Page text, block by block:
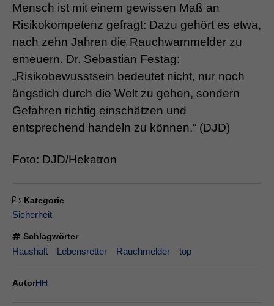
Mensch ist mit einem gewissen Maß an
Risikokompetenz gefragt: Dazu gehört es etwa,
nach zehn Jahren die Rauchwarnmelder zu
erneuern. Dr. Sebastian Festag:
„Risikobewusstsein bedeutet nicht, nur noch
ängstlich durch die Welt zu gehen, sondern
Gefahren richtig einschätzen und
entsprechend handeln zu können.“ (DJD)
Foto: DJD/Hekatron
Kategorie
Sicherheit
Schlagwörter
Haushalt Lebensretter Rauchmelder top
AutorHH